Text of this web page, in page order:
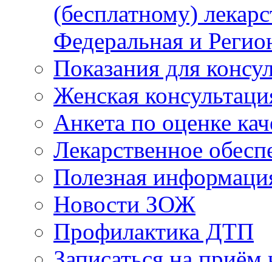
(бесплатному)
Федеральная и
Показания для
Женская
Анкета по оценке
Лекарственное
Полезная
Новости ЗОЖ
Профилактика ДТП